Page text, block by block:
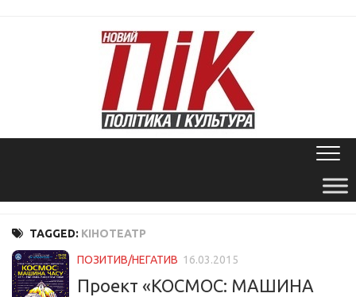
TAGGED: КІНОТЕАТР
ПОЗИТИВ/НЕГАТИВ 16.03.2015
Проект «КОСМОС: МАШИНА